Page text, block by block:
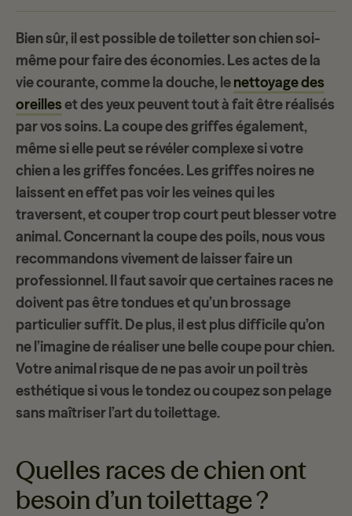
Bien sûr, il est possible detoiletter son chien soi-
mêmepour faire des économies. Les actes de la
vie courante, comme la douche, lenettoyage des
oreilleset des yeux peuvent tout à fait être réalisés
par vos soins. La coupe des griffes également,
même si elle peut se révéler complexe si votre
chien a lesgriffes foncées. Les griffes noires ne
laissent en effet pas voir les veines qui les
traversent, et couper trop court peut blesser votre
animal. Concernant la coupe des poils, nous vous
recommandons vivement de laisser faire un
professionnel. Il faut savoir que certaines races ne
doivent pas être tondues et qu’unbrossage
particuliersuffit. De plus, il est plus difficile qu’on
ne l’imagine de réaliser une belle coupe pour chien.
Votre animal risque de ne pas avoir un poil très
esthétique si vous le tondez ou coupez son pelage
sans maîtriser l’art du toilettage.
Quelles races de chien ont
besoin d’un toilettage ?